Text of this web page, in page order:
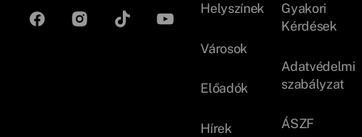
Helyszínek
Városok
Előadók
Hírek
Gyakori
Kérdések
Adatvédelmi
szabályzat
ÁSZF